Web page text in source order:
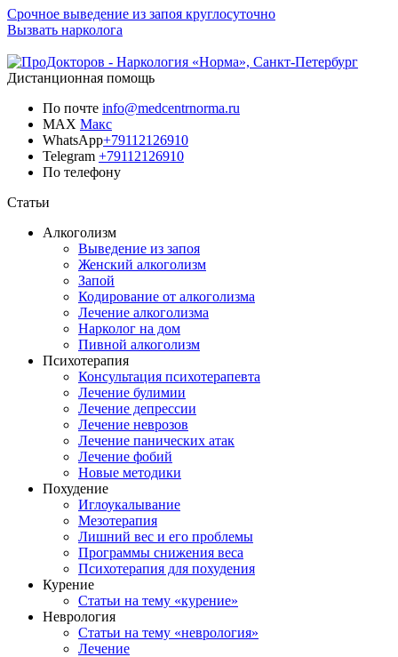
Срочное выведение из запоя круглосуточно
Вызвать нарколога
Дистанционная помощь
По почте info@medcentrnorma.ru
MAX Макс
WhatsApp+79112126910
Telegram +79112126910
По телефону
Статьи
Алкоголизм
Выведение из запоя
Женский алкоголизм
Запой
Кодирование от алкоголизма
Лечение алкоголизма
Нарколог на дом
Пивной алкоголизм
Психотерапия
Консультация психотерапевта
Лечение булимии
Лечение депрессии
Лечение неврозов
Лечение панических атак
Лечение фобий
Новые методики
Похудение
Иглоукалывание
Мезотерапия
Лишний вес и его проблемы
Программы снижения веса
Психотерапия для похудения
Курение
Статьи на тему «курение»
Неврология
Статьи на тему «неврология»
Лечение